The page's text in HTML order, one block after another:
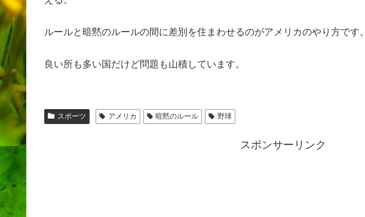
ルールと暗黙のルールの間に差別を住まわせるのがアメリカのやり方です。
良い所も多い国だけど問題も山積しています。
スポーツ アメリカ 暗黙のルール 野球
スポンサーリンク